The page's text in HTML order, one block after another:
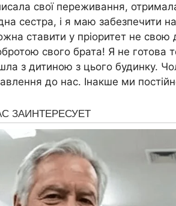
свої переживання,
сестра, і я маю забезпечити
ставити у пріоритет не свою
свого брата! Я не готова
з дитиною з цього будинку.
до нас. Інакше ми